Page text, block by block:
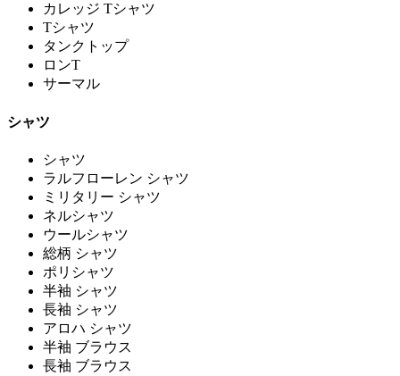
カレッジ Tシャツ
Tシャツ
タンクトップ
ロンT
サーマル
シャツ
シャツ
ラルフローレン シャツ
ミリタリー シャツ
ネルシャツ
ウールシャツ
総柄 シャツ
ポリシャツ
半袖 シャツ
長袖 シャツ
アロハ シャツ
半袖 ブラウス
長袖 ブラウス